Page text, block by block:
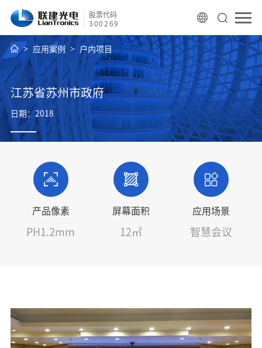
股票代码
300269
应用案例 户内项目
江苏省苏州市政府
日期：2018
产品像素
PH1.2mm
屏幕面积
12㎡
应用场景
智慧会议